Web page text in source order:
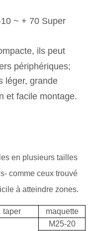
~ + 70 Super
ils peut
périphériques;
léger, grande
et facile montage.
en plusieurs tailles
comme ceux trouvé
à atteindre zones.
taper maquette
M25-20